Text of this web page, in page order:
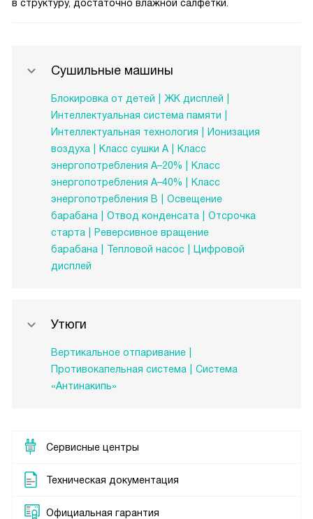
в структуру, достаточно влажной салфетки.
Сушильные машины
Блокировка от детей
ЖК дисплей
Интеллектуальная система памяти
Интеллектуальная технология
Ионизация
воздуха
Класс сушки А
Класс
энергопотребления A–20%
Класс
энергопотребления A–40%
Класс
энергопотребления B
Освещение
барабана
Отвод конденсата
Отсрочка
старта
Реверсивное вращение
барабана
Тепловой насос
Цифровой
дисплей
Утюги
Вертикальное отпаривание
Противокапельная система
Система
«Антинакипь»
Сервисные центры
Техническая документация
Официальная гарантия